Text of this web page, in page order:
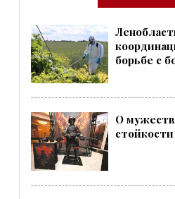
борьбе с
О
стойкости